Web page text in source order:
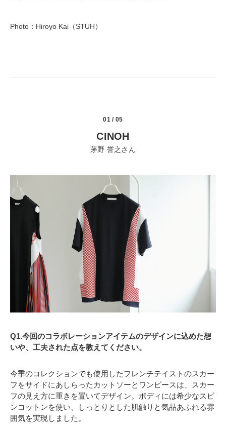
Photo：Hiroyo Kai（STUH）
01 / 05
CINOH
茅野 誉之さん
Q1.今回のコラボレーションアイテムのデザインに込めた想
いや、工夫された点を教えてください。
今季のコレクションでも使用したフレンチテイストのスカー
フをサイドにあしらったカットソーとワンピースは、スカー
フの見え方に重きを置いてデザイン。ボディには希少なスビ
ンコットンを使い、しっとりとした肌触りと気品あふれる雰
囲気を実現しました。